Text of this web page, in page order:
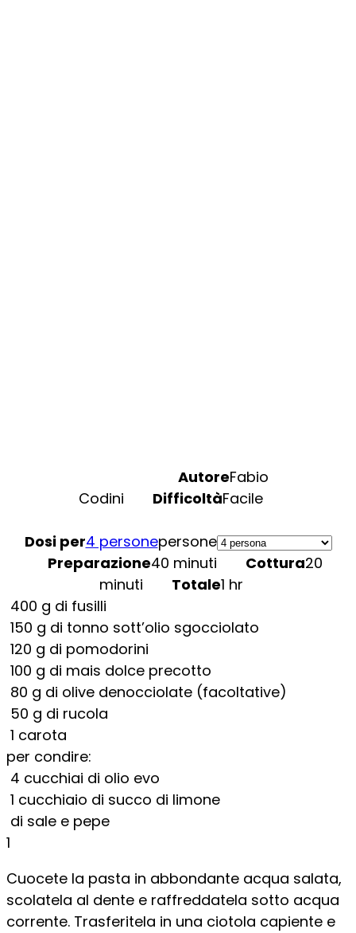
AutoreFabio
Codini
DifficoltàFacile
Dosi per4 personepersone
Preparazione40 minuti Cottura20
minuti
Totale1 hr
400 g di fusilli
150 g di tonno sott’olio sgocciolato
120 g di pomodorini
100 g di mais dolce precotto
80 g di olive denocciolate (facoltative)
50 g di rucola
1 carota
per condire:
4 cucchiai di olio evo
1 cucchiaio di succo di limone
di sale e pepe
1
Cuocete la pasta in abbondante acqua salata,
scolatela al dente e raffreddatela sotto acqua
corrente. Trasferitela in una ciotola capiente e